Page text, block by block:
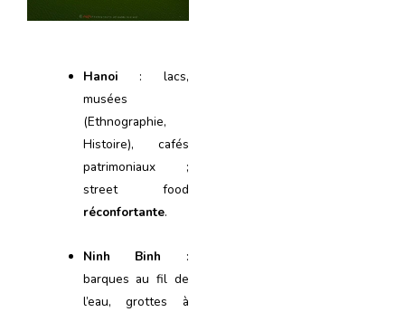
Hanoi : lacs,
musées
(Ethnographie,
Histoire), cafés
patrimoniaux ;
street food
réconfortante.
Ninh Binh :
barques au fil de
l’eau, grottes à